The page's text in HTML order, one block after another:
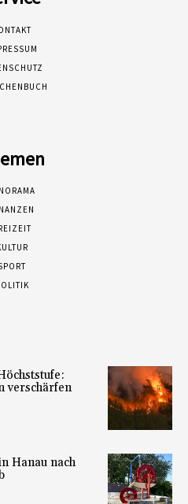
verschärfen
Hanau nach